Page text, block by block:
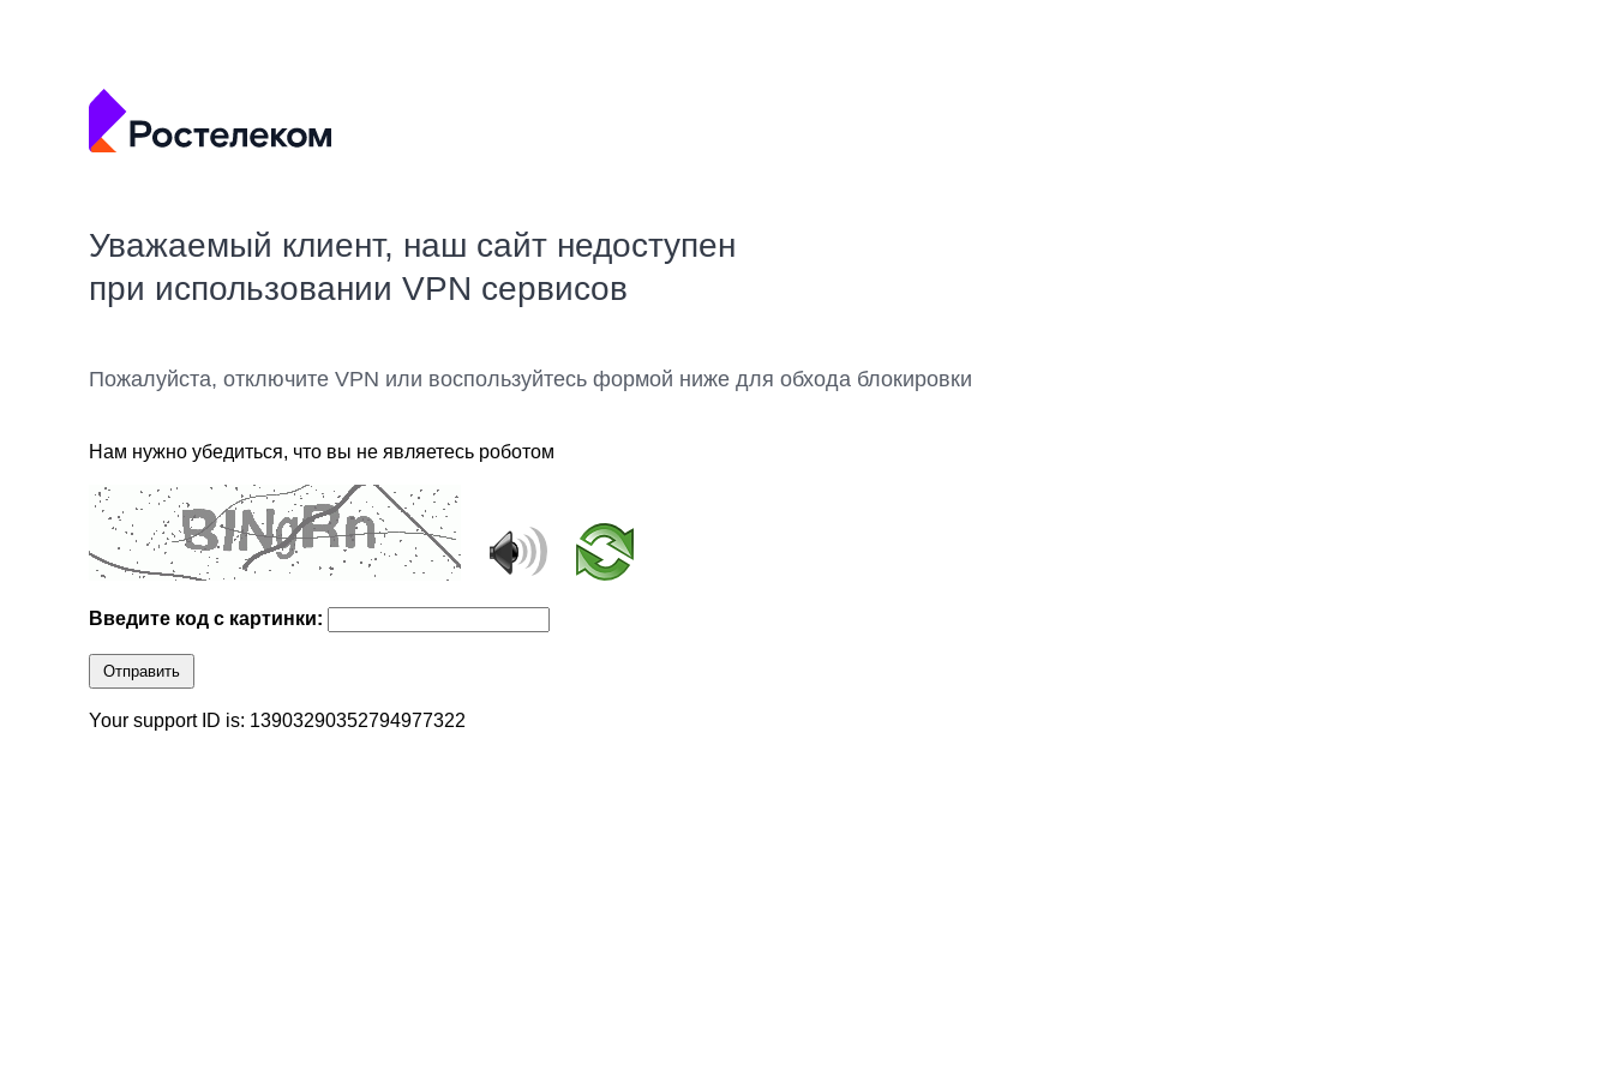
Уважаемый клиент, наш сайт недоступен
при использовании VPN сервисов
Пожалуйста, отключите VPN или воспользуйтесь формой ниже для обхода блокировки
Нам нужно убедиться, что вы не являетесь роботом
Введите код с картинки:
Отправить
Your support ID is: 13903290352794977322